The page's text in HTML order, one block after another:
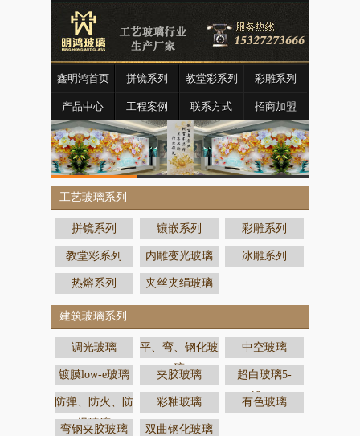
鑫明鸿首页 拼镜系列 教堂彩系列 彩雕系列
产品中心 工程案例 联系方式 招商加盟
工艺玻璃系列
拼镜系列 镶嵌系列 彩雕系列
教堂彩系列 内雕变光玻璃 冰雕系列
热熔系列 夹丝夹绢玻璃
建筑玻璃系列
调光玻璃
平、弯、钢化玻
璃
中空玻璃
镀膜low-e玻璃 夹胶玻璃
超白玻璃5-
19mm
防弹、防火、防
爆玻璃
彩釉玻璃 有色玻璃
弯钢夹胶玻璃 双曲钢化玻璃